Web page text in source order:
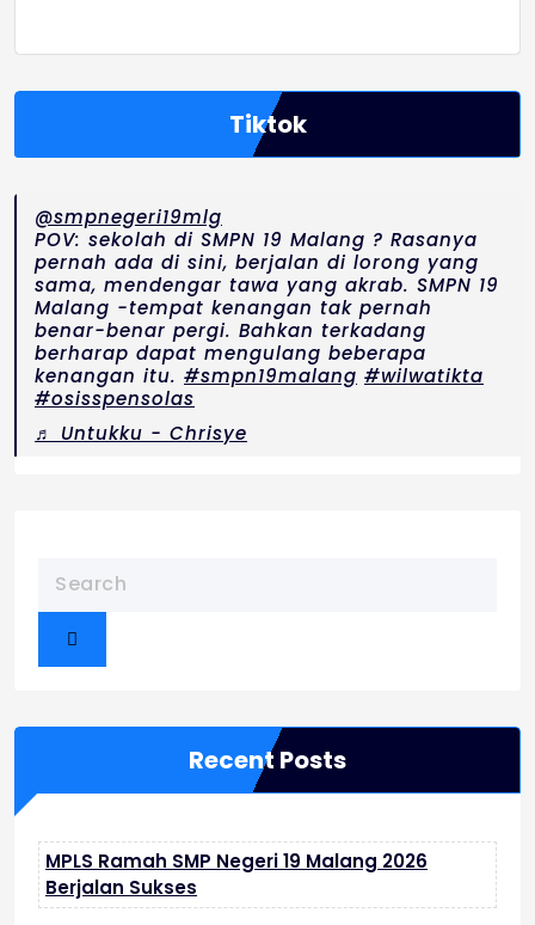
Tiktok
@smpnegeri19mlg
POV: sekolah di SMPN 19 Malang ? Rasanya
pernah ada di sini, berjalan di lorong yang
sama, mendengar tawa yang akrab. SMPN 19
Malang -tempat kenangan tak pernah
benar-benar pergi. Bahkan terkadang
berharap dapat mengulang beberapa
kenangan itu. #smpn19malang #wilwatikta
#osisspensolas
♬ Untukku - Chrisye
Recent Posts
MPLS Ramah SMP Negeri 19 Malang 2026
Berjalan Sukses